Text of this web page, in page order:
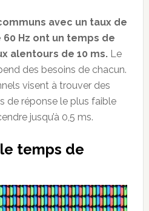
avec un taux de
Hz ont un temps de
alentours de 10 ms. Le
des besoins de chacun.
visent à trouver des
de réponse le plus faible
jusqu’à 0,5 ms.
temps de